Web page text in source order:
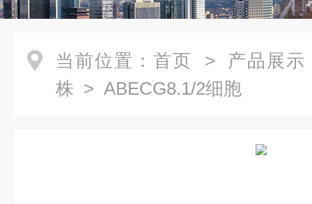
当前位置： 首页 > 产品展示
株 > ABE­CG8.1/2细胞